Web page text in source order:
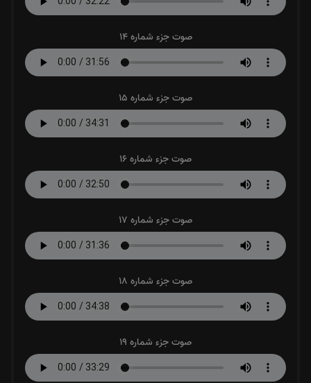
صوت جزء شماره 14
صوت جزء شماره 15
صوت جزء شماره 16
صوت جزء شماره 17
صوت جزء شماره 18
صوت جزء شماره 19